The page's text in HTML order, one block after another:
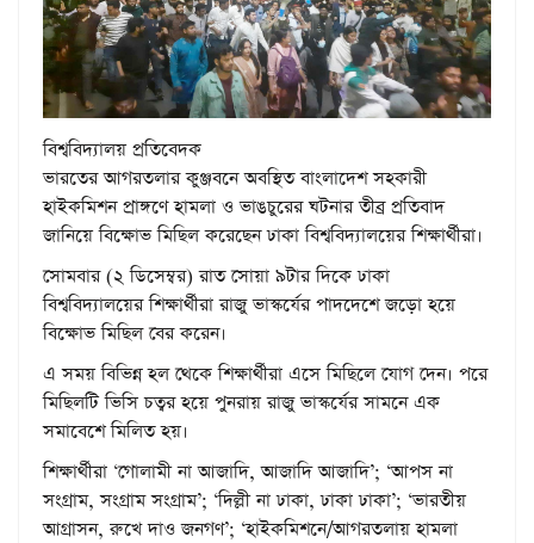
বিশ্ববিদ্যালয় প্রতিবেদক
ভারতের আগরতলার কুঞ্জবনে অবস্থিত বাংলাদেশ সহকারী
হাইকমিশন প্রাঙ্গণে হামলা ও ভাঙচুরের ঘটনার তীব্র প্রতিবাদ
জানিয়ে বিক্ষোভ মিছিল করেছেন ঢাকা বিশ্ববিদ্যালয়ের শিক্ষার্থীরা।
সোমবার (২ ডিসেম্বর) রাত সোয়া ৯টার দিকে ঢাকা
বিশ্ববিদ্যালয়ের শিক্ষার্থীরা রাজু ভাস্কর্যের পাদদেশে জড়ো হয়ে
বিক্ষোভ মিছিল বের করেন।
এ সময় বিভিন্ন হল থেকে শিক্ষার্থীরা এসে মিছিলে যোগ দেন। পরে
মিছিলটি ভিসি চত্বর হয়ে পুনরায় রাজু ভাস্কর্যের সামনে এক
সমাবেশে মিলিত হয়।
শিক্ষার্থীরা ‘গোলামী না আজাদি, আজাদি আজাদি’; ‘আপস না
সংগ্রাম, সংগ্রাম সংগ্রাম’; ‘দিল্লী না ঢাকা, ঢাকা ঢাকা’; ‘ভারতীয়
আগ্রাসন, রুখে দাও জনগণ’; ‘হাইকমিশনে/আগরতলায় হামলা